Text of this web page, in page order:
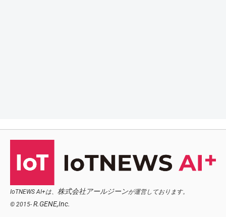
IoTNEWS AI+は、 株式会社アールジーンが運営しております。
© 2015- R.GENE,Inc.